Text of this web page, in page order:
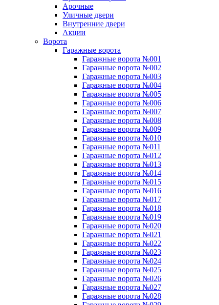
Арочные
Уличные двери
Внутренние двери
Акции
Ворота
Гаражные ворота
Гаражные ворота №001
Гаражные ворота №002
Гаражные ворота №003
Гаражные ворота №004
Гаражные ворота №005
Гаражные ворота №006
Гаражные ворота №007
Гаражные ворота №008
Гаражные ворота №009
Гаражные ворота №010
Гаражные ворота №011
Гаражные ворота №012
Гаражные ворота №013
Гаражные ворота №014
Гаражные ворота №015
Гаражные ворота №016
Гаражные ворота №017
Гаражные ворота №018
Гаражные ворота №019
Гаражные ворота №020
Гаражные ворота №021
Гаражные ворота №022
Гаражные ворота №023
Гаражные ворота №024
Гаражные ворота №025
Гаражные ворота №026
Гаражные ворота №027
Гаражные ворота №028